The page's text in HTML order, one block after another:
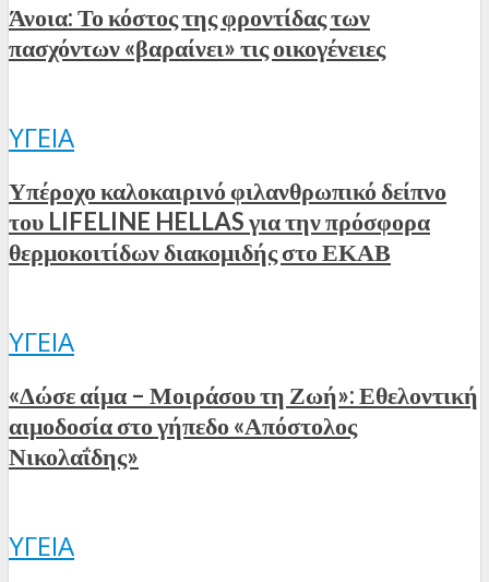
Άνοια: Το κόστος της φροντίδας των
πασχόντων «βαραίνει» τις οικογένειες
ΥΓΕΊΑ
Υπέροχο καλοκαιρινό φιλανθρωπικό δείπνο
του LIFELINE HELLAS για την πρόσφορα
θερμοκοιτίδων διακομιδής στο ΕΚΑΒ
ΥΓΕΊΑ
«Δώσε αίμα – Μοιράσου τη Ζωή»: Εθελοντική
αιμοδοσία στο γήπεδο «Απόστολος
Νικολαΐδης»
ΥΓΕΊΑ